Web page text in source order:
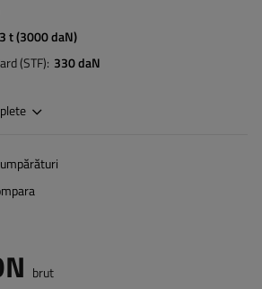
3 t (3000 daN)
(STF) 330 daN
brut